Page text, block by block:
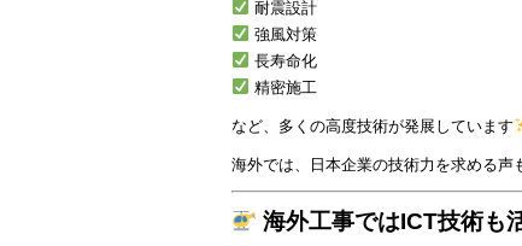
耐震設計
強風対策
長寿命化
精密施工
など、多くの高度技術が発展しています
海外では、日本企業の技術力を求める
海外工事ではICT技術も